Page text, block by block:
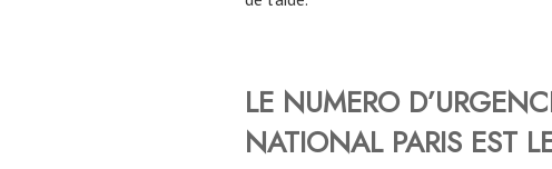
LE NUMERO
NATIONAL PARIS EST